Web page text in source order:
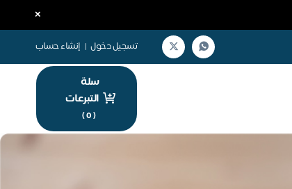
×
تسجيل دخول | إنشاء حساب
سلة
التبرعات
(
0
)